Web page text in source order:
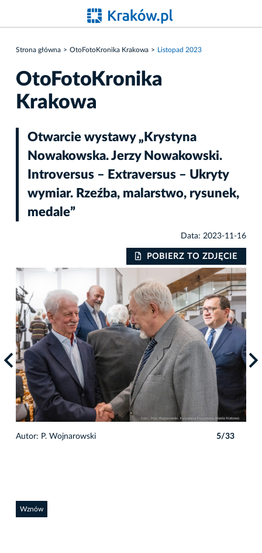
Strona główna OtoFotoKronika Krakowa Listopad 2023
OtoFotoKronika
Krakowa
Otwarcie wystawy „Krystyna
Nowakowska. Jerzy Nowakowski.
Introversus – Extraversus – Ukryty
wymiar. Rzeźba, malarstwo, rysunek,
medale”
Data: 2023-11-16
POBIERZ TO ZDJĘCIE
Autor: P. Wojnarowski 5/33
Wznów